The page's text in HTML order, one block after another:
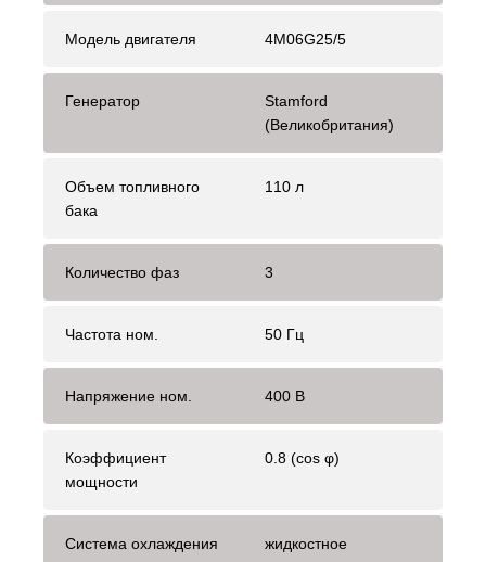
Модель двигателя 4M06G25/5
Генератор
Stamford
(Великобритания)
Объем топливного
бака
110 л
Количество фаз 3
Частота ном. 50 Гц
Напряжение ном. 400 В
Коэффициент
мощности
0.8 (cos φ)
Система охлаждения жидкостное